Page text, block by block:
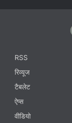
Slim and stylish
design
लेटेस्ट टेक न्यूज़
RSS
रिव्यूज
टैबलेट
ऐप्स
वीडियो